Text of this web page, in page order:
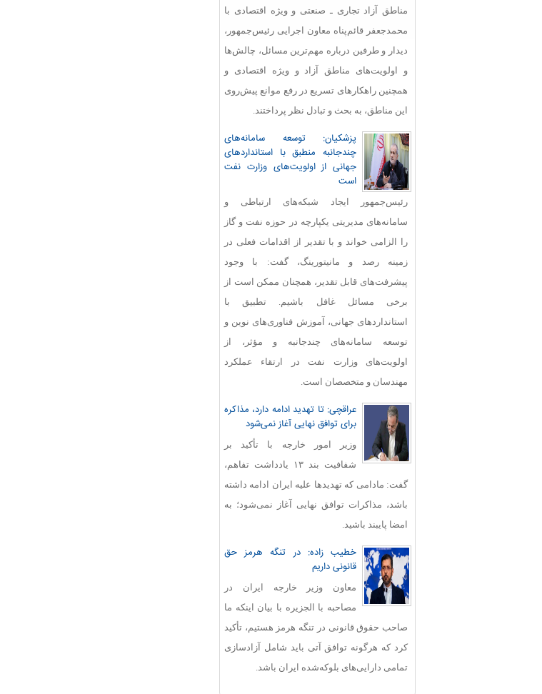
مناطق آزاد تجاری ـ صنعتی و ویژه اقتصادی با
محمدجعفر قائم‌پناه معاون اجرایی رئیس‌جمهور،
دیدار و طرفین درباره مهم‌ترین مسائل، چالش‌ها
و اولویت‌های مناطق آزاد و ویژه اقتصادی و
همچنین راهکارهای تسریع در رفع موانع پیش‌روی
این مناطق، به بحث و تبادل نظر پرداختند.
پزشکیان: توسعه سامانه‌های
چندجانبه منطبق با استانداردهای
جهانی از اولویت‌های وزارت نفت
است
رئیس‌جمهور ایجاد شبکه‌های ارتباطی و
سامانه‌های مدیریتی یکپارچه در حوزه نفت و گاز
را الزامی خواند و با تقدیر از اقدامات فعلی در
زمینه رصد و مانیتورینگ، گفت: با وجود
پیشرفت‌های قابل‌ تقدیر، همچنان ممکن است از
برخی مسائل غافل باشیم. تطبیق با
استانداردهای جهانی، آموزش فناوری‌های نوین و
توسعه سامانه‌های چندجانبه و مؤثر، از
اولویت‌های وزارت نفت در ارتقاء عملکرد
مهندسان و متخصصان است.
عراقچی: تا تهدید ادامه دارد، مذاکره
برای توافق نهایی آغاز نمی‌شود
وزیر امور خارجه با تأکید بر
شفافیت بند ۱۳ یادداشت تفاهم،
گفت: مادامی که تهدیدها علیه ایران ادامه داشته
باشد، مذاکرات توافق نهایی آغاز نمی‌شود؛ به
امضا پایبند باشید.
خطیب زاده: در تنگه هرمز حق
قانونی داریم
معاون وزیر خارجه ایران در
مصاحبه با الجزیره با بیان اینکه ما
صاحب حقوق قانونی در تنگه هرمز هستیم، تأکید
کرد که هرگونه توافق آتی باید شامل آزادسازی
تمامی دارایی‌های بلوکه‌شده ایران باشد.